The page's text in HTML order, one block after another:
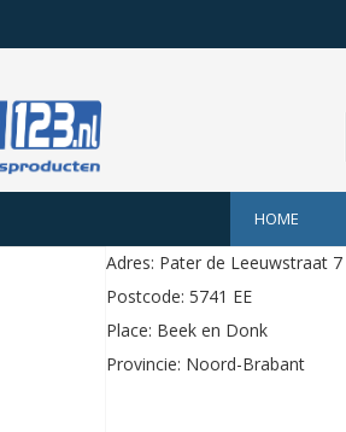
HOME
Adres: Pater de Leeuwstraat 7
Postcode: 5741 EE
Place: Beek en Donk
Provincie: Noord-Brabant